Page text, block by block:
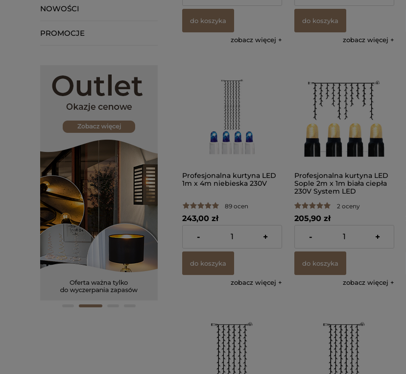
NOWOŚCI
PROMOCJE
do koszyka
zobacz więcej
do koszyka
zobacz więcej
Profesjonalna kurtyna LED
1m x 4m niebieska 230V
89 ocen
243,00 zł
zawiera 23% VAT, bez kosztów
- +
do koszyka
zobacz więcej
Profesjonalna kurtyna LED
Sople 2m x 1m biała ciepła
230V System LED
2 oceny
205,90 zł
zawiera 23% VAT, bez kosztów
- +
do koszyka
zobacz więcej